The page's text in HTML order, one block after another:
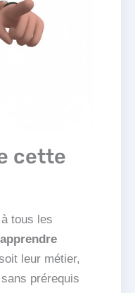
cette
tous les
apprendre
leur métier,
prérequis